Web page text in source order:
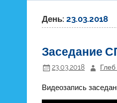
День:23.03.2018
Заседание
23.03.2018
Видеозапись